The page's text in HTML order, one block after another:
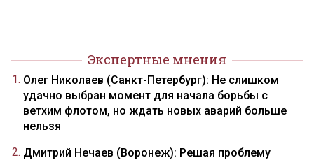
Экспертные мнения
Олег Николаев (Санкт-Петербург): Не слишком
удачно выбран момент для начала борьбы с
ветхим флотом, но ждать новых аварий больше
нельзя
Дмитрий Нечаев (Воронеж): Решая проблему